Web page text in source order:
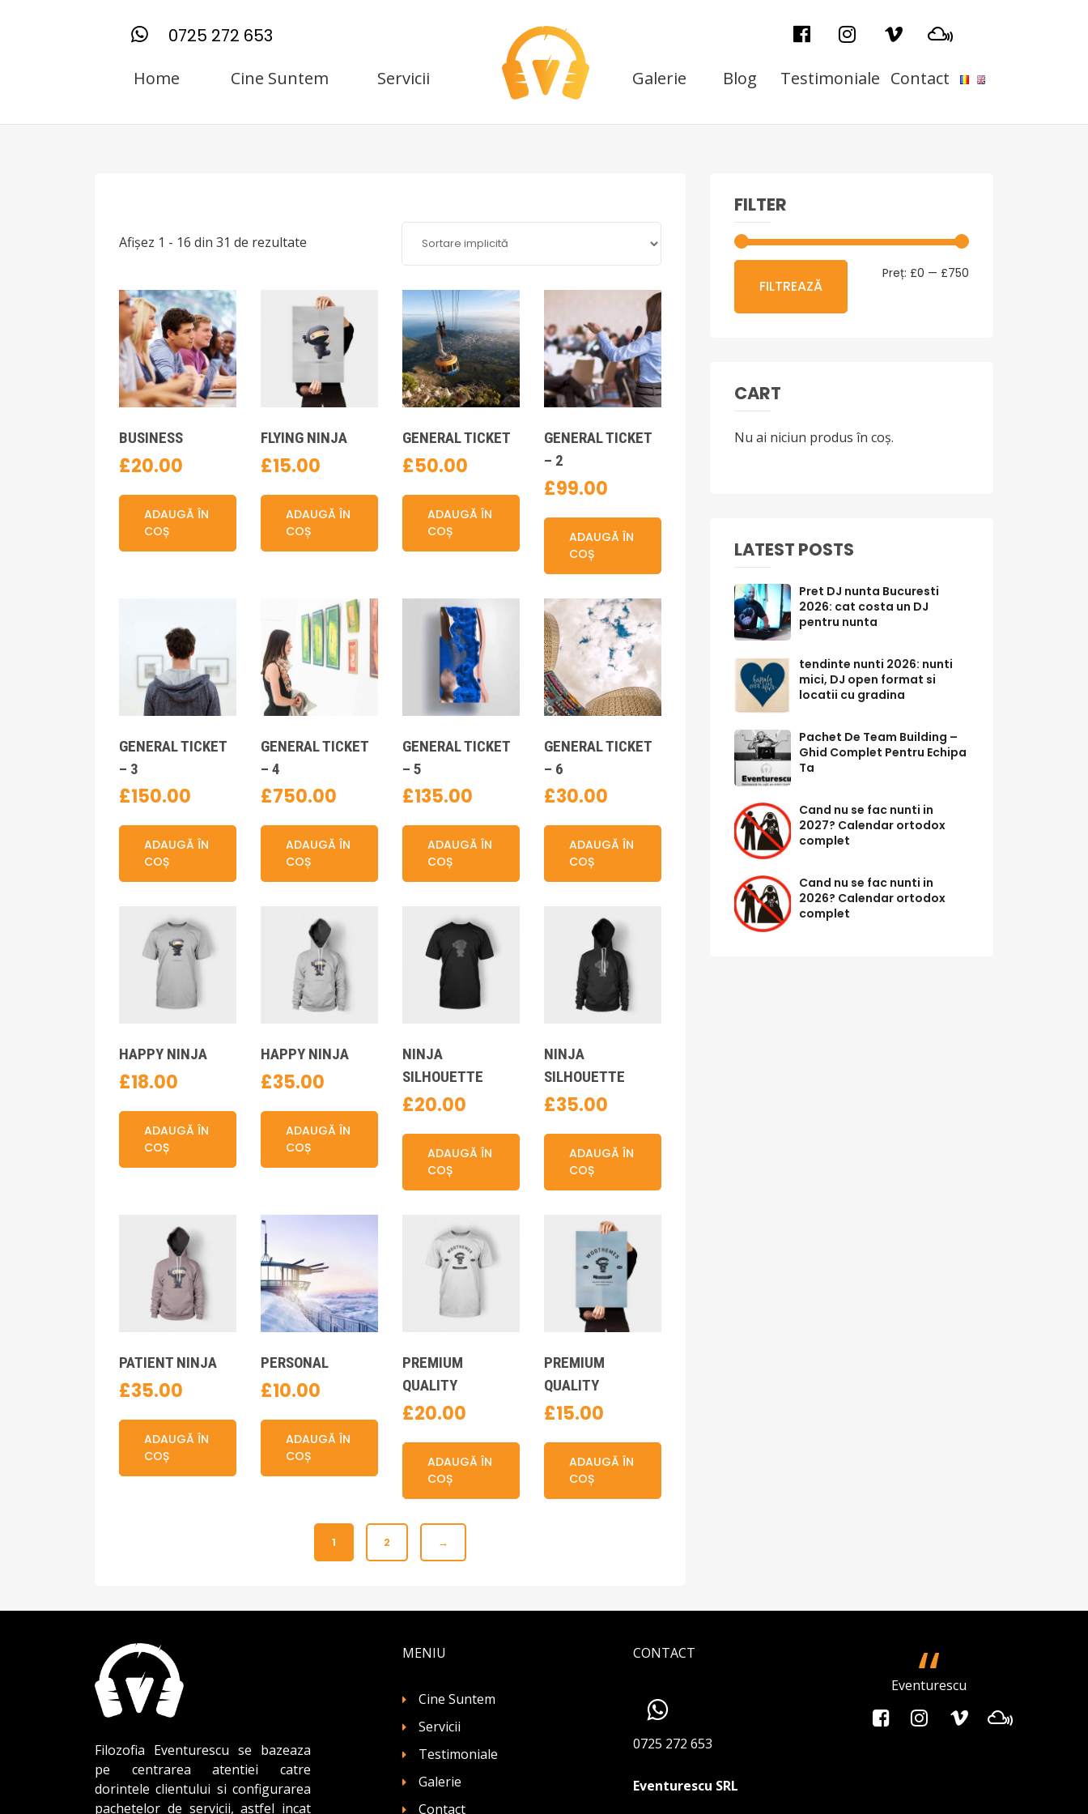
0725 272 653
Home Cine Suntem Servicii Galerie Blog Testimoniale Contact
Afișez 1 - 16 din 31 de rezultate
BUSINESS
£20.00
ADAUGĂ ÎN
COȘ
FLYING NINJA
£15.00
ADAUGĂ ÎN
COȘ
GENERAL TICKET
£50.00
ADAUGĂ ÎN
COȘ
GENERAL TICKET
– 2
£99.00
ADAUGĂ ÎN
COȘ
GENERAL TICKET
– 3
£150.00
ADAUGĂ ÎN
COȘ
GENERAL TICKET
– 4
£750.00
ADAUGĂ ÎN
COȘ
GENERAL TICKET
– 5
£135.00
ADAUGĂ ÎN
COȘ
GENERAL TICKET
– 6
£30.00
ADAUGĂ ÎN
COȘ
HAPPY NINJA
£18.00
ADAUGĂ ÎN
COȘ
HAPPY NINJA
£35.00
ADAUGĂ ÎN
COȘ
NINJA
SILHOUETTE
£20.00
ADAUGĂ ÎN
COȘ
NINJA
SILHOUETTE
£35.00
ADAUGĂ ÎN
COȘ
PATIENT NINJA
£35.00
ADAUGĂ ÎN
COȘ
PERSONAL
£10.00
ADAUGĂ ÎN
COȘ
PREMIUM
QUALITY
£20.00
ADAUGĂ ÎN
COȘ
PREMIUM
QUALITY
£15.00
ADAUGĂ ÎN
COȘ
1 2 →
FILTER
FILTREAZĂ
Preț: £0 — £750
CART
Nu ai niciun produs în coș.
LATEST POSTS
Pret DJ nunta Bucuresti
2026: cat costa un DJ
pentru nunta
tendinte nunti 2026: nunti
mici, DJ open format si
locatii cu gradina
Pachet De Team Building –
Ghid Complet Pentru Echipa
Ta
Cand nu se fac nunti in
2027? Calendar ortodox
complet
Cand nu se fac nunti in
2026? Calendar ortodox
complet
Filozofia Eventurescu se bazeaza
pe centrarea atentiei catre
dorintele clientului si configurarea
pachetelor de servicii, astfel incat
MENIU
Cine Suntem
Servicii
Testimoniale
Galerie
Contact
CONTACT
0725 272 653
Eventurescu SRL
Eventurescu